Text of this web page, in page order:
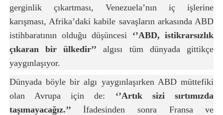
gerginlik çıkartması, Venezuela’nın iç işlerine
karışması, Afrika’daki kabile savaşların arkasında ABD
istihbaratının olduğu düşüncesi ‘’ABD, istikrarsızlık
çıkaran bir ülkedir’’algısı tüm dünyada gittikçe
yaygınlaşıyor.
Dünyada böyle bir algı yaygınlaşırken ABD müttefiki
olan Avrupa için de: ‘’Artık sizi sırtımızda
taşımayacağız.’’İfadesinden sonra Fransa ve